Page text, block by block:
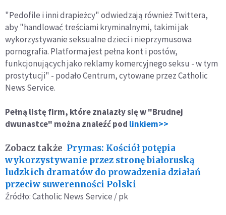
"Pedofile i inni drapieżcy" odwiedzają również Twittera,
aby "handlować treściami kryminalnymi, takimi jak
wykorzystywanie seksualne dzieci i nieprzymusowa
pornografia. Platforma jest pełna kont i postów,
funkcjonujących jako reklamy komercyjnego seksu - w tym
prostytucji" - podało Centrum, cytowane przez Catholic
News Service.
Pełną listę firm, które znalazły się w "Brudnej
dwunastce" można znaleźć pod linkiem>>
Zobacz także Prymas: Kościół potępia
wykorzystywanie przez stronę białoruską
ludzkich dramatów do prowadzenia działań
przeciw suwerenności Polski
Źródło: Catholic News Service / pk